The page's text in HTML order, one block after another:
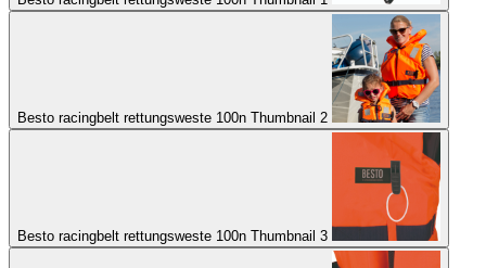
Besto racingbelt rettungsweste 100n Thumbnail 2
Besto racingbelt rettungsweste 100n Thumbnail 3